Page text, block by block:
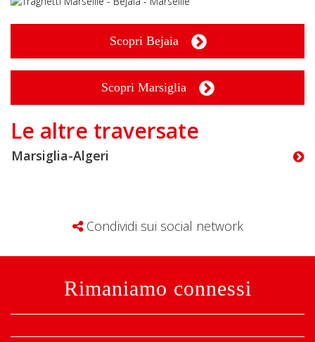
Scopri Bejaia
Scopri Marsiglia
Le altre traversate
Marsiglia-Algeri
Condividi sui social network
Rimaniamo connessi